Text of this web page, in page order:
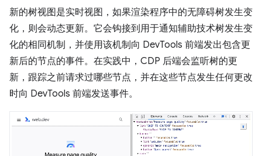
新的树视图是实时视图，如果渲染程序中的无障碍树发生变
化，则会动态更新。它会钩接到用于通知辅助技术树发生变
化的相同机制，并使用该机制向 DevTools 前端发出包含更
新后的节点的事件。在实践中，CDP 后端会监听树的更
新，跟踪之前请求过哪些节点，并在这些节点发生任何更改
时向 DevTools 前端发送事件。